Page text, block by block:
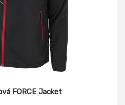
FORCE Jacket